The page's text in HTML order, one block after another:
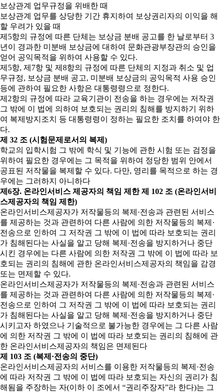
보상관계 업무규정을 위배한 때
보상관계 업무를 상당한 기간 휴지하여 보상권리자의 이익을 해
할 우려가 있을 때
제5항의 규정에 따른 단체는 보상금 분배 공고를 한 날로부터 3
년이 경과한 미분배 보상금에 대하여 문화관광부장관의 승인을
얻어 공익목적을 위하여 사용할 수 있다.
제5항, 제7항 및 제8항의 규정에 따른 단체의 지정과 취소 및 업
무규정, 보상금 분배 공고, 미분배 보상금의 공익목적 사용 승인
등에 관하여 필요한 사항은 대통령령으로 정한다.
제2항의 규정에 따라 교육기관이 전송을 하는 경우에는 저작권
그 밖에 이 법에 의하여 보호되는 권리의 침해를 방지하기 위하
여 복제방지조치 등 대통령령이 정하는 필요한 조치를 하여야 한
다.
제 32 조 (시험문제로서의 복제)
학교의 입학시험 그 밖에 학식 및 기능에 관한 시험 또는 검정을
위하여 필요한 경우에는 그 목적을 위하여 정당한 범위 안에서
공표된 저작물을 복제할 수 있다. 다만, 영리를 목적으로 하는 경
우에는 그러하지 아니하다
제6장. 온라인서비스 제공자의 책임 제한 제 102 조 (온라인서비
스제공자의 책임 제한)
온라인서비스제공자가 저작물등의 복제·전송과 관련된 서비스
를 제공하는 것과 관련하여 다른 사람에 의한 저작물등의 복제·
전송으로 인하여 그 저작권 그 밖에 이 법에 따라 보호되는 권리
가 침해된다는 사실을 알고 당해 복제·전송을 방지하거나 중단
시킨 경우에는 다른 사람에 의한 저작권 그 밖에 이 법에 따라 보
호되는 권리의 침해에 관한 온라인서비스제공자의 책임을 감경
또는 면제할 수 있다.
온라인서비스제공자가 저작물등의 복제·전송과 관련된 서비스
를 제공하는 것과 관련하여 다른 사람에 의한 저작물등의 복제·
전송으로 인하여 그 저작권 그 밖에 이 법에 따라 보호되는 권리
가 침해된다는 사실을 알고 당해 복제·전송을 방지하거나 중단
시키고자 하였으나 기술적으로 불가능한 경우에는 그 다른 사람
에 의한 저작권 그 밖에 이 법에 따라 보호되는 권리의 침해에 관
한 온라인서비스제공자의 책임은 면제된다
제 103 조 (복제·전송의 중단)
온라인서비스제공자의 서비스를 이용한 저작물등의 복제·전송
에 따라 저작권 그 밖에 이 법에 따라 보호되는 자신의 권리가 침
해됨을 주장하는 자(이하 이 조에서 “권리주장자”라 한다)는 그